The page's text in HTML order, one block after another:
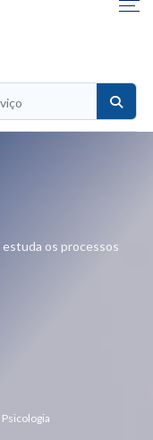
os processos
Psicologia